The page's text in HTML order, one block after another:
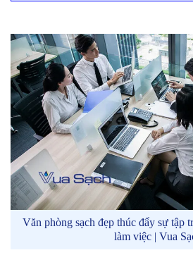
Văn phòng sạch đẹp thúc đẩy sự tập
làm việc | Vua